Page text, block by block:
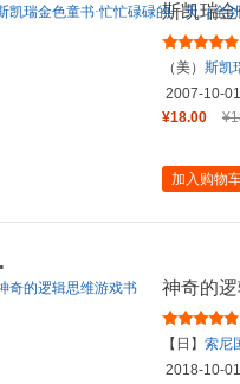
斯凯瑞
册）
（美） 斯凯
2007-10-01
¥18.00
加入购物
神奇的
【日】 索尼
2018-10-01